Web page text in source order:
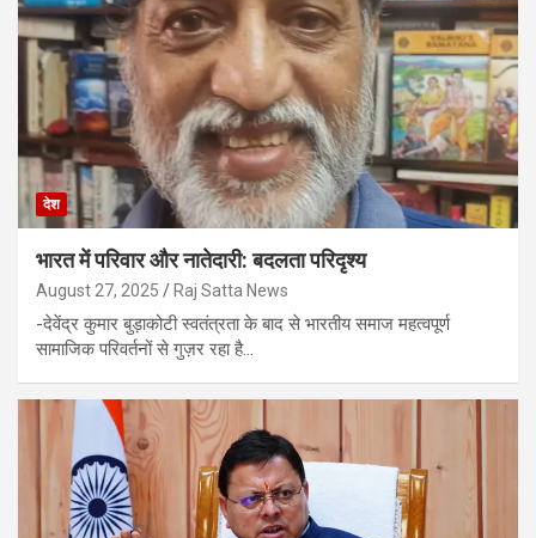
देश
भारत में परिवार और नातेदारी: बदलता परिदृश्य
August 27, 2025 Raj Satta News
-देवेंद्र कुमार बुड़ाकोटी स्वतंत्रता के बाद से भारतीय समाज महत्वपूर्ण
सामाजिक परिवर्तनों से गुज़र रहा है…